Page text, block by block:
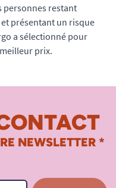
personnes restant
présentant un risque
a sélectionné pour
prix.
NEWSLETTER *